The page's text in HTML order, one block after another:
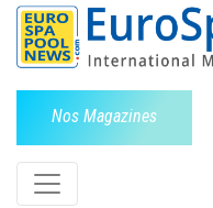
Nos Magazines